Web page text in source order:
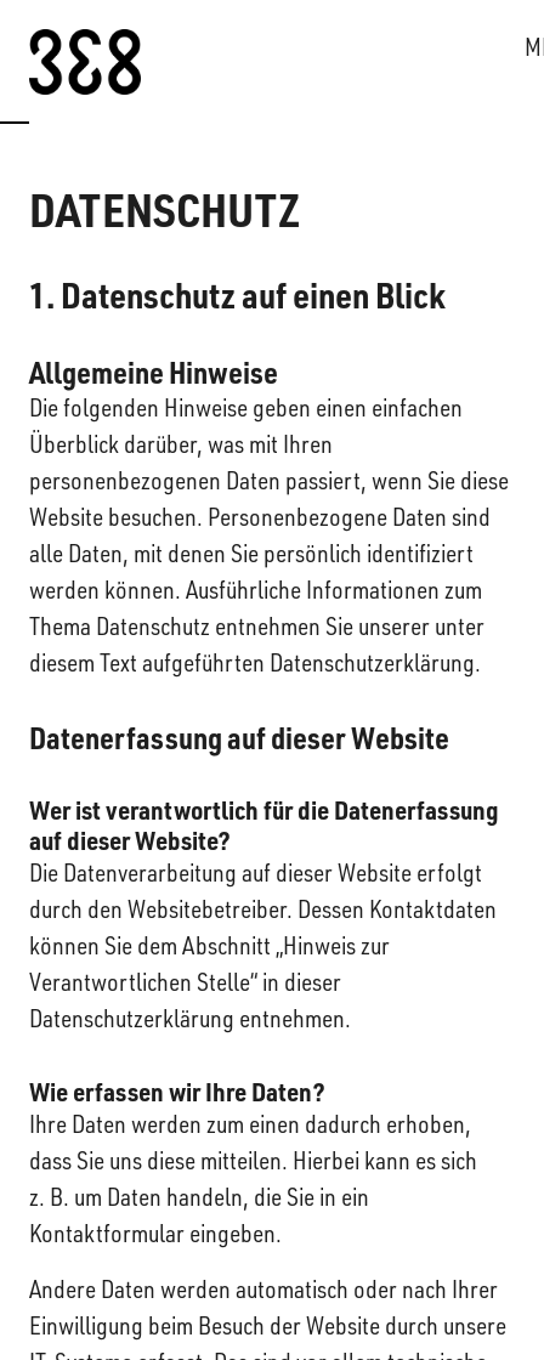
DATENSCHUTZ
1. Datenschutz auf einen Blick
Allgemeine Hinweise
Die folgenden Hinweise geben einen einfachen
Überblick darüber, was mit Ihren
personenbezogenen Daten passiert, wenn Sie diese
Website besuchen. Personenbezogene Daten sind
alle Daten, mit denen Sie persönlich identifiziert
werden können. Ausführliche Informationen zum
Thema Datenschutz entnehmen Sie unserer unter
diesem Text aufgeführten Datenschutzerklärung.
Datenerfassung auf dieser Website
Wer ist verantwortlich für die Datenerfassung
auf dieser Website?
Die Datenverarbeitung auf dieser Website erfolgt
durch den Websitebetreiber. Dessen Kontaktdaten
können Sie dem Abschnitt „Hinweis zur
Verantwortlichen Stelle“ in dieser
Datenschutzerklärung entnehmen.
Wie erfassen wir Ihre Daten?
Ihre Daten werden zum einen dadurch erhoben,
dass Sie uns diese mitteilen. Hierbei kann es sich
z. B. um Daten handeln, die Sie in ein
Kontaktformular eingeben.
Andere Daten werden automatisch oder nach Ihrer
Einwilligung beim Besuch der Website durch unsere